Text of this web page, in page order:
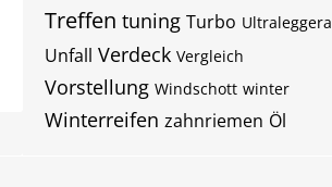
Treffen tuning Turbo Ultraleggera
Unfall Verdeck Vergleich
Vorstellung Windschott winter
Winterreifen zahnriemen Öl